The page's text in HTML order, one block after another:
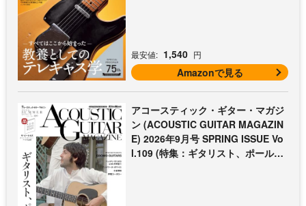
最安値: 1,540 円
Amazonで見る
アコースティック・ギター・マガジ
ン (ACOUSTIC GUITAR MAGAZIN
E) 2026年9月号 SPRING ISSUE Vo
l.109 (特集：ギタリスト、ポール・